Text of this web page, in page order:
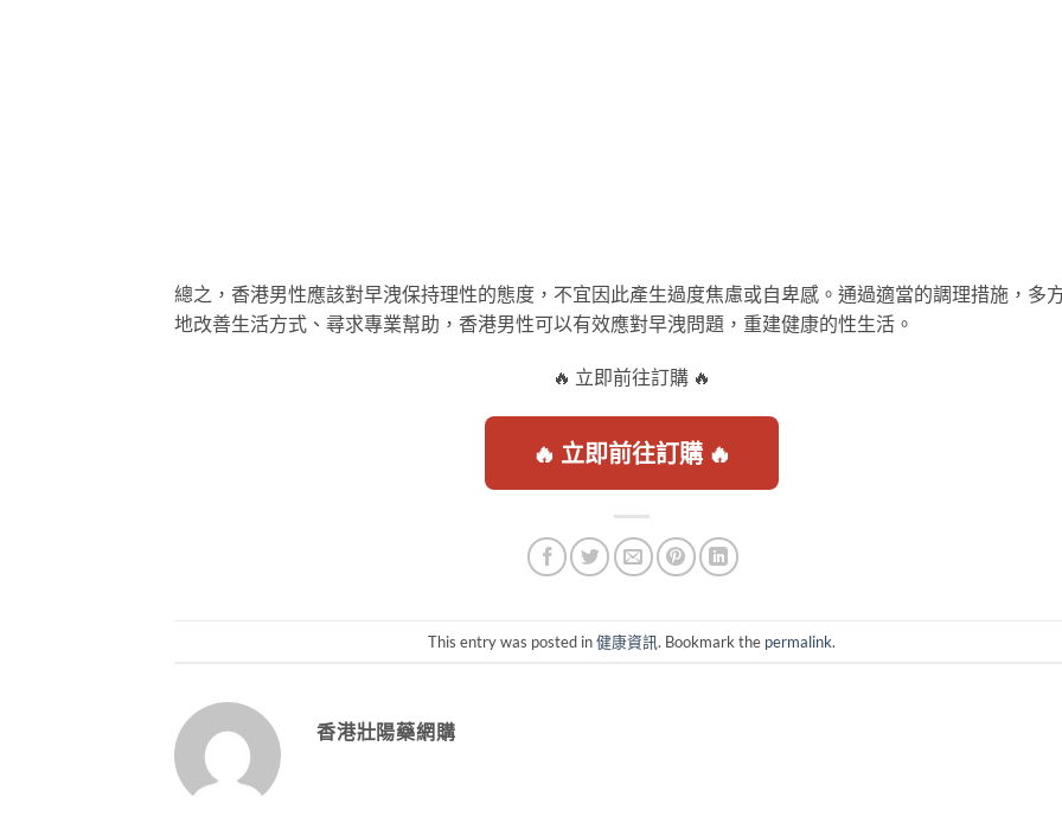
總之，香港男性應該對早洩保持理性的態度，不宜因此產生過度焦慮或自卑感。通過適當的調理措施，多
地改善生活方式、尋求專業幫助，香港男性可以有效應對早洩問題，重建健康的性生活。
🔥 立即前往訂購 🔥
🔥 立即前往訂購 🔥
This entry was posted in健康資訊. Bookmark the permalink.
香港壯陽藥網購